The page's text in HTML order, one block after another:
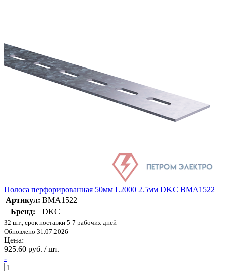
Полоса перфорированная 50мм L2000 2.5мм DKC BMA1522
Артикул: BMA1522
Бренд:
DKC
32 шт., срок поставки 5-7 рабочих дней
Обновлено 31.07.2026
Цена:
925.60 руб. / шт.
-